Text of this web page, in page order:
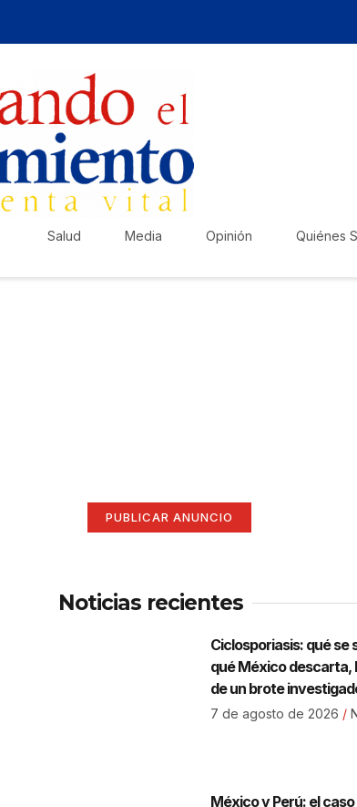
Salud Media Opinión Quiénes
PUBLICAR ANUNCIO
Noticias recientes
Ciclosporiasis: qué se
qué México descarta,
de un brote
7 de agosto de 2026
México y Perú: el